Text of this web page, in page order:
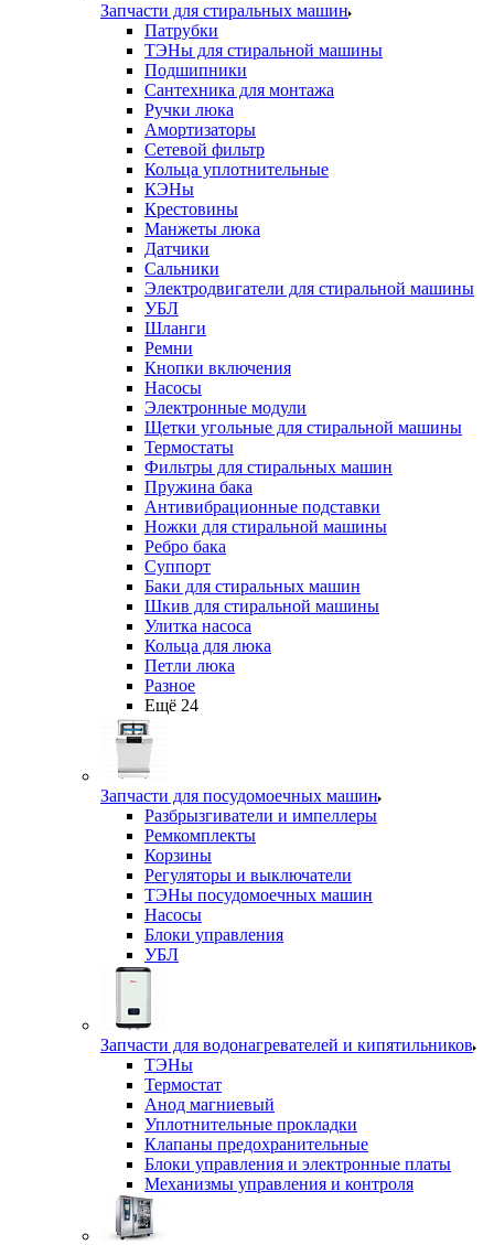
Запчасти для стиральных машин
Патрубки
ТЭНы для стиральной машины
Подшипники
Сантехника для монтажа
Ручки люка
Амортизаторы
Сетевой фильтр
Кольца уплотнительные
КЭНы
Крестовины
Манжеты люка
Датчики
Сальники
Электродвигатели для стиральной машины
УБЛ
Шланги
Ремни
Кнопки включения
Насосы
Электронные модули
Щетки угольные для стиральной машины
Термостаты
Фильтры для стиральных машин
Пружина бака
Антивибрационные подставки
Ножки для стиральной машины
Ребро бака
Суппорт
Баки для стиральных машин
Шкив для стиральной машины
Улитка насоса
Кольца для люка
Петли люка
Разное
Ещё 24
Запчасти для посудомоечных машин
Разбрызгиватели и импеллеры
Ремкомплекты
Корзины
Регуляторы и выключатели
ТЭНы посудомоечных машин
Насосы
Блоки управления
УБЛ
Запчасти для водонагревателей и кипятильников
ТЭНы
Термостат
Анод магниевый
Уплотнительные прокладки
Клапаны предохранительные
Блоки управления и электронные платы
Механизмы управления и контроля